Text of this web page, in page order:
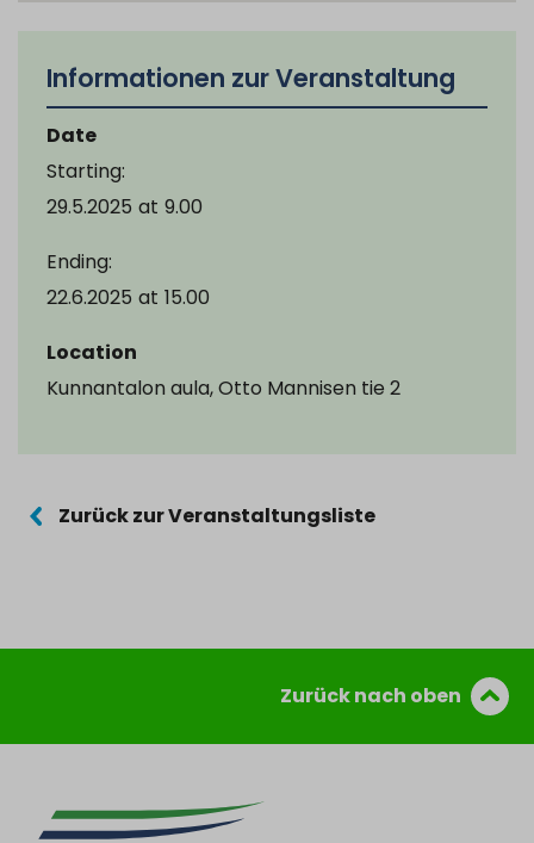
Informationen zur Veranstaltung
Date
Starting:
29.5.2025 at 9.00
Ending:
22.6.2025 at 15.00
Location
Kunnantalon aula, Otto Mannisen tie 2
Zurück zur Veranstaltungsliste
Zurück nach oben